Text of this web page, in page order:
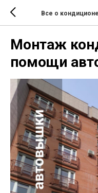
Все о
Монтаж
помощи